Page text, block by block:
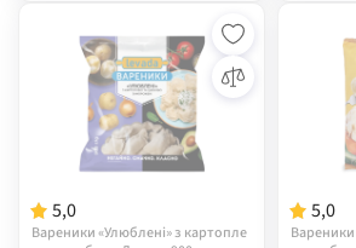
5,0
Вареники «Улюблені» з картопле
5,0